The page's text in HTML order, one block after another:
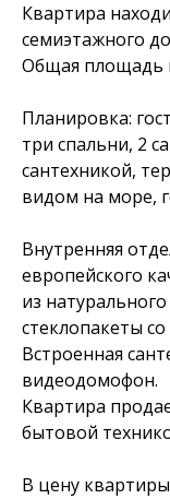
Квартира
семиэтажного
Общая площадь
Планировка:
три спальни, 2
сантехникой,
видом на море,
Внутренняя
европейского
из
стеклопакеты
Встроенная
видеодомофон.
Квартира
бытовой
В цену